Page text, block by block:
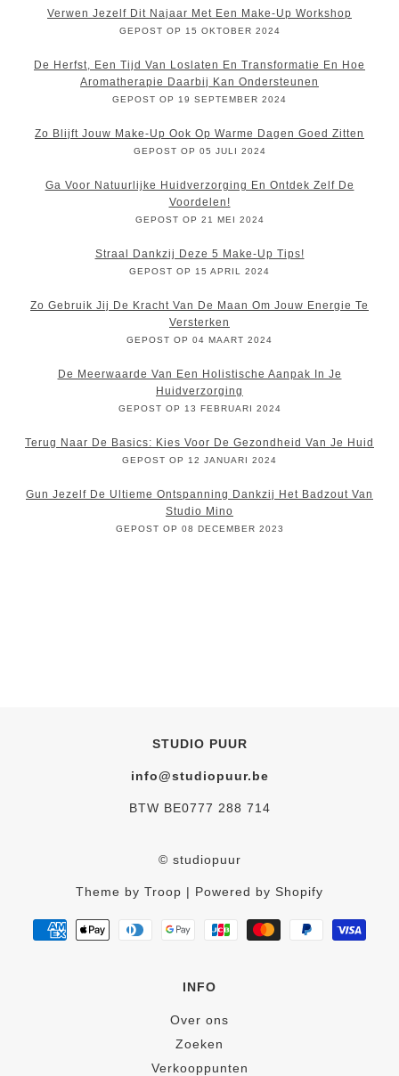
Verwen Jezelf Dit Najaar Met Een Make-Up Workshop
GEPOST OP 15 OKTOBER 2024
De Herfst, Een Tijd Van Loslaten En Transformatie En Hoe
Aromatherapie Daarbij Kan Ondersteunen
GEPOST OP 19 SEPTEMBER 2024
Zo Blijft Jouw Make-Up Ook Op Warme Dagen Goed Zitten
GEPOST OP 05 JULI 2024
Ga Voor Natuurlijke Huidverzorging En Ontdek Zelf De
Voordelen!
GEPOST OP 21 MEI 2024
Straal Dankzij Deze 5 Make-Up Tips!
GEPOST OP 15 APRIL 2024
Zo Gebruik Jij De Kracht Van De Maan Om Jouw Energie Te
Versterken
GEPOST OP 04 MAART 2024
De Meerwaarde Van Een Holistische Aanpak In Je
Huidverzorging
GEPOST OP 13 FEBRUARI 2024
Terug Naar De Basics: Kies Voor De Gezondheid Van Je Huid
GEPOST OP 12 JANUARI 2024
Gun Jezelf De Ultieme Ontspanning Dankzij Het Badzout Van
Studio Mino
GEPOST OP 08 DECEMBER 2023
STUDIO PUUR
info@studiopuur.be
BTW BE0777 288 714
© studiopuur
Theme by Troop | Powered by Shopify
INFO
Over ons
Zoeken
Verkooppunten